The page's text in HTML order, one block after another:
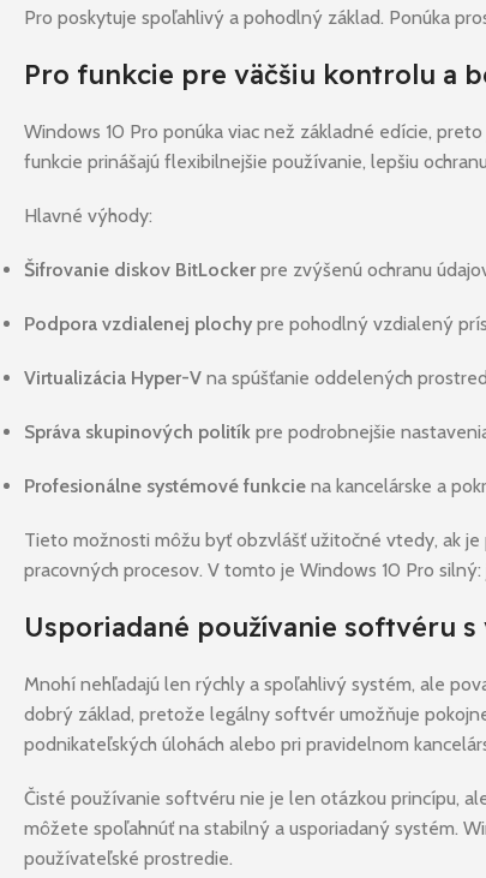
Pro poskytuje spoľahlivý a pohodlný základ. Ponúka
Pro funkcie pre väčšiu kontrolu a
Windows 10 Pro ponúka viac než základné edície,
funkcie prinášajú flexibilnejšie používanie, lepšiu
Hlavné výhody:
Šifrovanie diskov BitLocker pre zvýšenú ochranu
Podpora vzdialenej plochy pre pohodlný vzdialený
Virtualizácia Hyper-V na spúšťanie oddelených
Správa skupinových politík pre podrobnejšie
Profesionálne systémové funkcie na kancelárske a
Tieto možnosti môžu byť obzvlášť užitočné vtedy, ak
pracovných procesov. V tomto je Windows 10 Pro
Usporiadané používanie softvéru
Mnohí nehľadajú len rýchly a spoľahlivý systém, ale
dobrý základ, pretože legálny softvér umožňuje
podnikateľských úlohách alebo pri pravidelnom
Čisté používanie softvéru nie je len otázkou princípu,
môžete spoľahnúť na stabilný a usporiadaný systém.
používateľské prostredie.